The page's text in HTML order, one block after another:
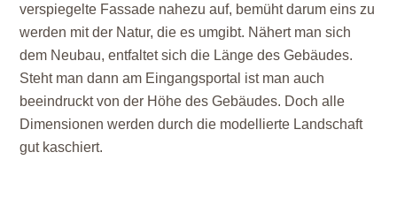
verspiegelte Fassade nahezu auf, bemüht darum eins zu
werden mit der Natur, die es umgibt. Nähert man sich
dem Neubau, entfaltet sich die Länge des Gebäudes.
Steht man dann am Eingangsportal ist man auch
beeindruckt von der Höhe des Gebäudes. Doch alle
Dimensionen werden durch die modellierte Landschaft
gut kaschiert.